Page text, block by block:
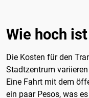
Wie hoch
Die Kosten für den
Stadtzentrum
Eine Fahrt mit dem
ein paar Pesos, was